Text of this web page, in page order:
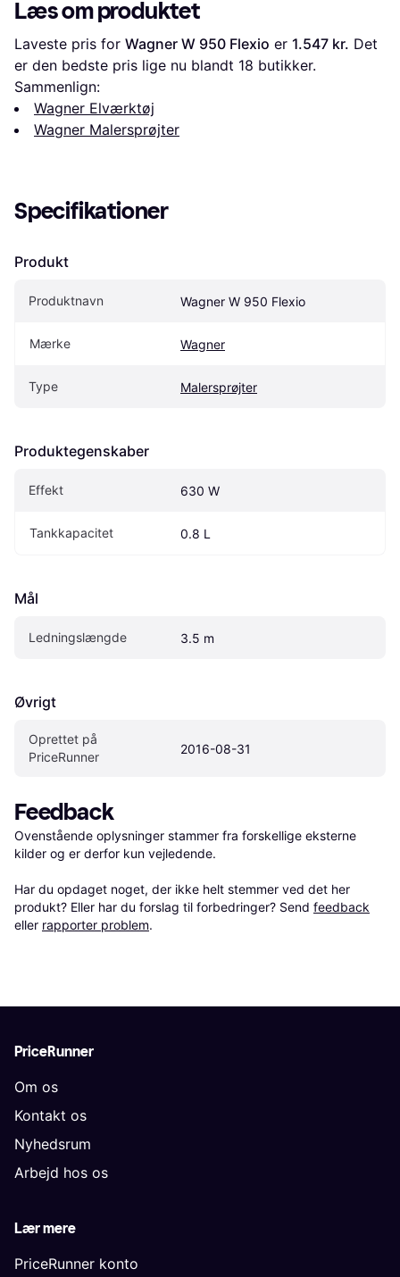
Læs om produktet
Laveste pris for Wagner W 950 Flexio er 1.547 kr. Det
er den bedste pris lige nu blandt 18 butikker.
Sammenlign:
Wagner Elværktøj
Wagner Malersprøjter
Specifikationer
Produkt
Produktnavn Wagner W 950 Flexio
Mærke Wagner
Type Malersprøjter
Produktegenskaber
Effekt 630 W
Tankkapacitet 0.8 L
Mål
Ledningslængde 3.5 m
Øvrigt
Oprettet på
PriceRunner
2016-08-31
Feedback
Ovenstående oplysninger stammer fra forskellige eksterne
kilder og er derfor kun vejledende.
Har du opdaget noget, der ikke helt stemmer ved det her
produkt? Eller har du forslag til forbedringer? Send feedback
eller rapporter problem.
PriceRunner
Om os
Kontakt os
Nyhedsrum
Arbejd hos os
Lær mere
PriceRunner konto